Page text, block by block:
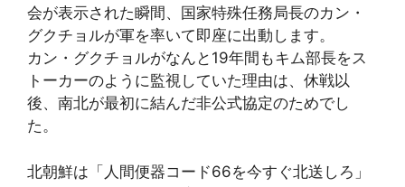
会が表示された瞬間、国家特殊任務局長のカン・
グクチョルが軍を率いて即座に出動します。
カン・グクチョルがなんと19年間もキム部長をス
トーカーのように監視していた理由は、休戦以
後、南北が最初に結んだ非公式協定のためでし
た。
北朝鮮は「人間便器コード66を今すぐ北送しろ」